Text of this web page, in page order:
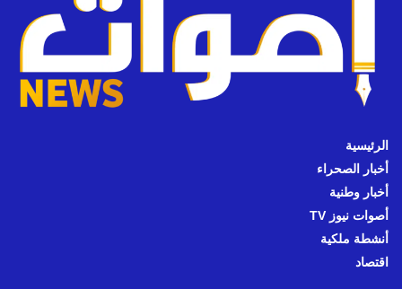
الرئيسية
أخبار الصحراء
أخبار وطنية
أصوات نيوز TV
أنشطة ملكية
اقتصاد